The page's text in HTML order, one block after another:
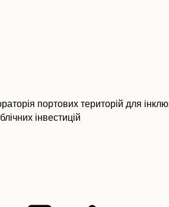
портових територій для
інвестицій